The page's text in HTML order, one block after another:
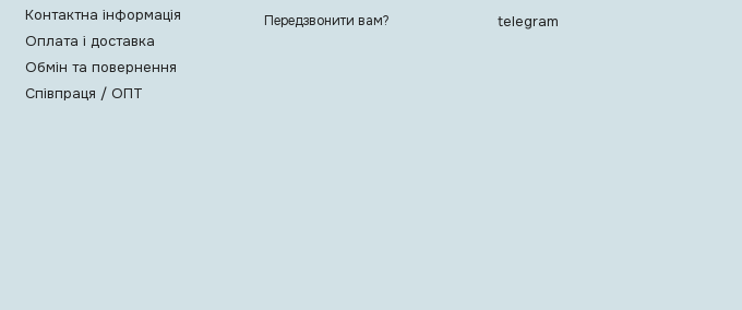
Контактна інформація
Оплата і доставка
Обмін та повернення
Співпраця / ОПТ
Передзвонити вам?
telegram